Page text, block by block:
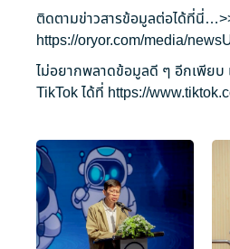
ติดตามข่าวสารข้อมูลต่อได้ที่นี่
https://oryor.com/media/
ไม่อยากพลาดข้อมูลดี ๆ อีกเพียบ
TikTok ได้ที่ https://